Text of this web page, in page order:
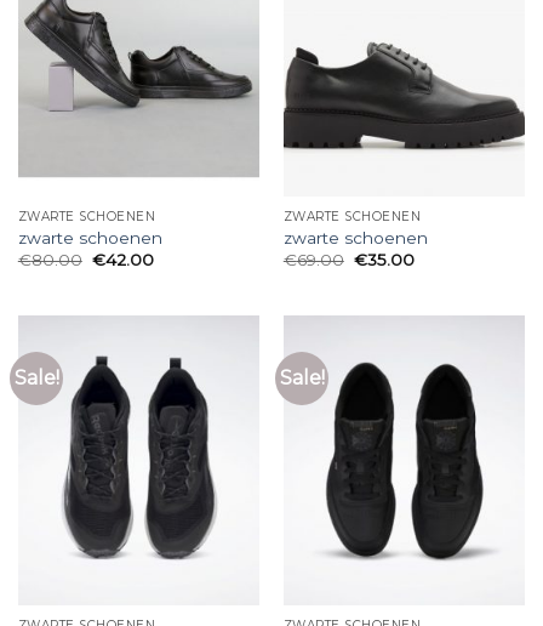
ZWARTE SCHOENEN
zwarte schoenen
€80.00 €42.00
ZWARTE SCHOENEN
zwarte schoenen
€69.00 €35.00
Sale! Sale!